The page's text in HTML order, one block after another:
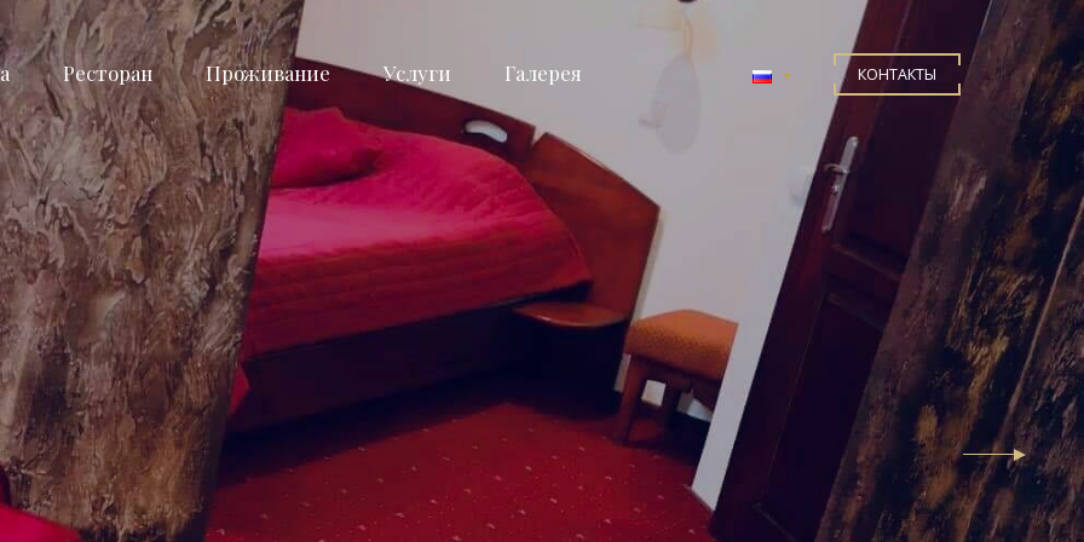
Ресторан Проживание Услуги Галерея КОНТАКТЫ